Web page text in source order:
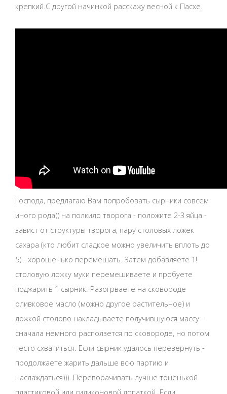
крепкий.С другой начинкой расскажу весной к Пасхе.
Господа, предлагаю Вам попробовать сырники совсем
иного рода)) на полкило творога - положите 2-3 яйца -
завист от структуры творога, пару столовых ложек
сахара (кто любит сладкое можно увеличить вплоть до
5) - хорошенько перемешать. Затем добавляете 1!
столовую ложку муки перемешиваете и пробуете
поджарить 1 сырник. Разогрваете на сковороде
оливковое масло (можно другое растительное) и
ложкой столово накладываете получившуюся массу -
сначала немного расползется по сковороде, но потом
тесто схватиться. Если сырник удалось перевернуть -
продолжаете жарить дальше всю партию и
наслаждаться))). Переворачивать лучше тоненькой